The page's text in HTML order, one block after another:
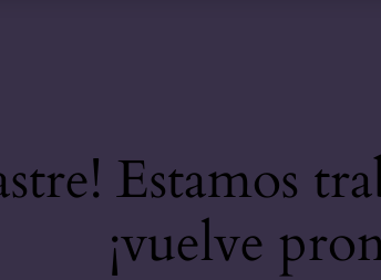
Estamos
¡vuelve